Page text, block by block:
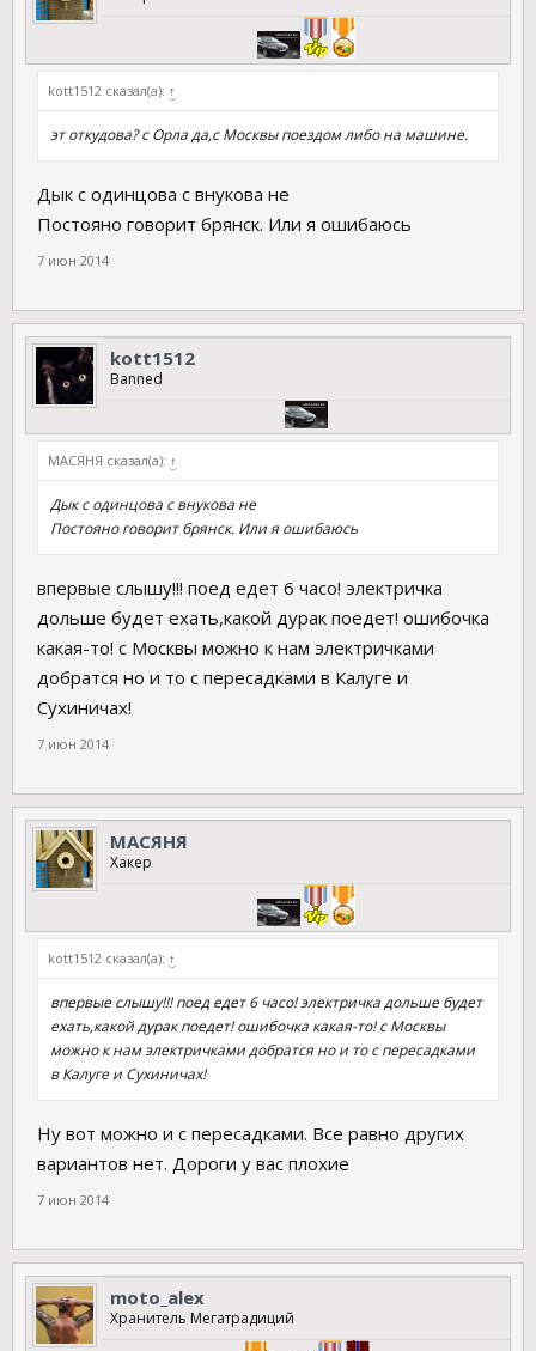
kott1512 сказал(а): ↑
эт откудова? с Орла да,с Москвы поездом либо на машине.
Дык с одинцова с внукова не
Постояно говорит брянск. Или я ошибаюсь
7 июн 2014
kott1512
Banned
МАСЯНЯ сказал(а): ↑
Дык с одинцова с внукова не
Постояно говорит брянск. Или я ошибаюсь
впервые слышу!!! поед едет 6 часо! электричка
дольше будет ехать,какой дурак поедет! ошибочка
какая-то! с Москвы можно к нам электричками
добратся но и то с пересадками в Калуге и
Сухиничах!
7 июн 2014
МАСЯНЯ
Хакер
kott1512 сказал(а): ↑
впервые слышу!!! поед едет 6 часо! электричка дольше будет
ехать,какой дурак поедет! ошибочка какая-то! с Москвы
можно к нам электричками добратся но и то с пересадками
в Калуге и Сухиничах!
Ну вот можно и с пересадками. Все равно других
вариантов нет. Дороги у вас плохие
7 июн 2014
moto_alex
Хранитель Мегатрадиций